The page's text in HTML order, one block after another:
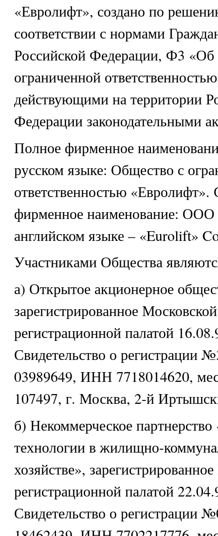
«Евролифт», создано по
соответствии с нормами
Российской Федерации, Ф3 «Об
ограниченной
действующими на территории
Федерации законодательными
Полное фирменное
русском языке: Общество с
ответственностью
фирменное наименование: ООО
английском языке – «Eurolift»
Участниками Общества
а) Открытое акционерное
зарегистрированное Московской
регистрационной палатой
Свидетельство о
03989649, ИНН 7718014620,
107497, г. Москва, 2-й
б) Некоммерческое
технологии в жилищно-
хозяйстве»,
регистрационной палатой
Свидетельство о